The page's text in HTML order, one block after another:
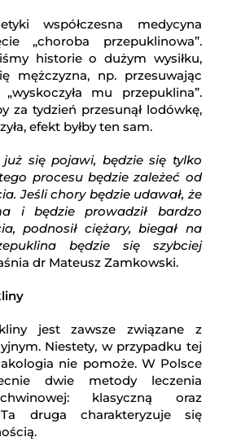
współczesna medycyna
„choroba przepuklinowa”.
historie o dużym wysiłku,
mężczyzna, np. przesuwając
mu przepuklina”.
za tydzień przesunął lodówkę,
efekt byłby ten sam.
już się pojawi, będzie się tylko
procesu będzie zależeć od
Jeśli chory będzie udawał, że
i będzie prowadził bardzo
podnosił ciężary, biegał na
będzie się szybciej
dr Mateusz Zamkowski.
jest zawsze związane z
Niestety, w przypadku tej
nie pomoże. W Polsce
dwie metody leczenia
klasyczną oraz
Ta druga charakteryzuje się